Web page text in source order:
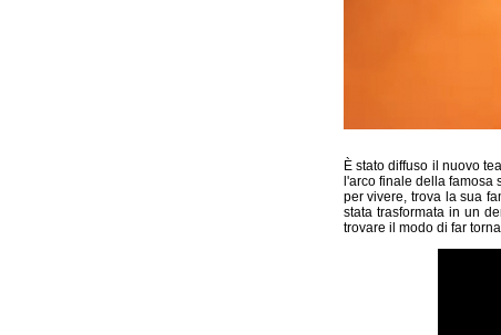
È stato diffuso il nuovo
l'arco finale della
per vivere, trova la sua
stata trasformata in un
trovare il modo di far